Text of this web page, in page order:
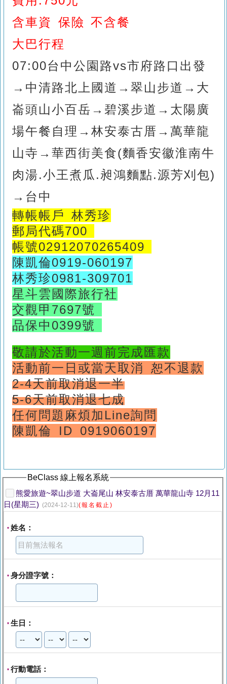
含車資 保險 不含餐
大巴行程
07:00台中公園路vs市府路口出發
→中清路北上國道 →翠山步道 →大
崙頭山小百岳 →碧溪步道 →太陽廣
場午餐自理 →林安泰古厝 →萬華龍
山寺 →華西街美食(麵香安徽淮南牛
肉湯.小王煮瓜.昶鴻麵點.源芳刈包)
→ 台中
轉帳帳戶 林秀珍
郵局代碼700
帳號02912070265409
陳凱倫0919-060197
林秀珍0981-309701
星斗雲國際旅行社
交觀甲7697號
品保中0399號
敬請於活動一週前完成匯款
活動前一日或當天取消 恕不退款
2-4天前取消退一半
5-6天前取消退七成
任何問題 麻煩加Line詢問
陳凱倫 ID 0919060197
BeClass 線上報名系統
熊愛旅遊~翠山步道 大崙尾山 林安泰古厝 萬華龍山寺 12月11
日(星期三) (2024-12-11)(報名截止)
* 姓名：
* 身分證字號：
* 生日：
* 行動電話：